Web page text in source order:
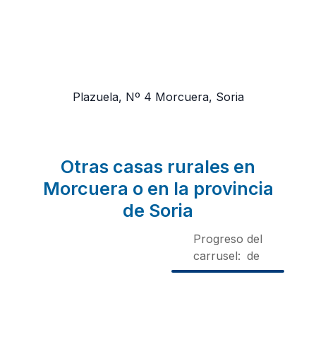
Plazuela, Nº 4 Morcuera, Soria
Otras casas rurales en
Morcuera o en la provincia
de Soria
Progreso del
carrusel: de